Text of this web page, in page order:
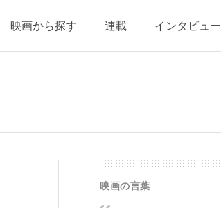
映画から探す 連載 インタビュー
映画の言葉